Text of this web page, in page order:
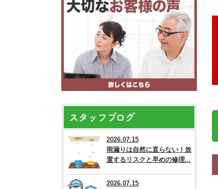
スタッフブログ
2026.07.15
雨漏りは自然に直らない！放
置するリスクと早めの修理...
2026.07.15